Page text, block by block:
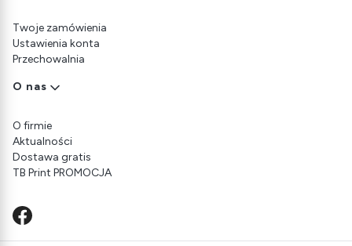
Twoje zamówienia
Ustawienia konta
Przechowalnia
O nas
O firmie
Aktualności
Dostawa gratis
TB Print PROMOCJA